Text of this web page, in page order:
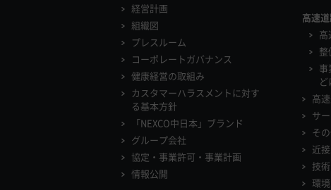
経営計画
組織図
プレスルーム
コーポレートガバナンス
健康経営の取組み
カスタマーハラスメントに対す
る基本方針
「NEXCO中日本」ブランド
グループ会社
協定・事業許可・事業計画
情報公開
高速
高
整
事
高
サ
そ
近
技
環